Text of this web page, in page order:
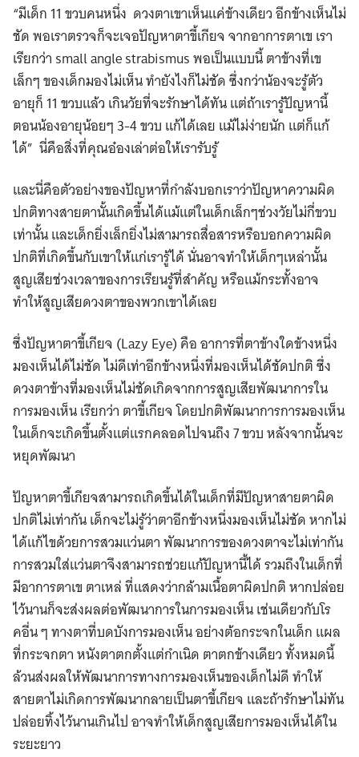
“มีเด็ก 11 ขวบคนหนึ่ง ดวงตาเขาเห็นแค่ข้างเดียว อีกข้างเห็นไม่
ชัด พอเราตรวจก็จะเจอปัญหาตาขี้เกียจ จากอาการตาเข เรา
เรียกว่า small angle strabismus พอเป็นแบบนี้ ตาข้างที่เข
เล็กๆ ของเด็กมองไม่เห็น ทำยังไงก็ไม่ชัด ซึ่งกว่าน้องจะรู้ตัว
อายุก็ 11 ขวบแล้ว เกินวัยที่จะรักษาได้ทัน แต่ถ้าเรารู้ปัญหานี้
ตอนน้องอายุน้อยๆ 3-4 ขวบ แก้ได้เลย แม้ไม่ง่ายนัก แต่ก็แก้
ได้” นี่คือสิ่งที่คุณอ๋องเล่าต่อให้เรารับรู้
และนี่คือตัวอย่างของปัญหาที่กำลังบอกเราว่าปัญหาความผิด
ปกติทางสายตานั้นเกิดขึ้นได้แม้แต่ในเด็กเล็กๆช่วงวัยไม่กี่ขวบ
เท่านั้น และเด็กยิ่งเล็กยิ่งไม่สามารถสื่อสารหรือบอกความผิด
ปกติที่เกิดขึ้นกับเขาให้แก่เรารู้ได้ นั่นอาจทำให้เด็กๆเหล่านั้น
สูญเสียช่วงเวลาของการเรียนรู้ที่สำคัญ หรือแม้กระทั้งอาจ
ทำให้สูญเสียดวงตาของพวกเขาได้เลย
ซึ่งปัญหาตาขี้เกียจ (Lazy Eye) คือ อาการที่ตาข้างใดข้างหนึ่ง
มองเห็นได้ไม่ชัด ไม่ดีเท่าอีกข้างหนึ่งที่มองเห็นได้ชัดปกติ ซึ่ง
ดวงตาข้างที่มองเห็นไม่ชัดเกิดจากการสูญเสียพัฒนาการใน
การมองเห็น เรียกว่า ตาขี้เกียจ โดยปกติพัฒนาการการมองเห็น
ในเด็กจะเกิดขึ้นตั้งแต่แรกคลอดไปจนถึง 7 ขวบ หลังจากนั้นจะ
หยุดพัฒนา
ปัญหาตาขี้เกียจสามารถเกิดขึ้นได้ในเด็กที่มีปัญหาสายตาผิด
ปกติไม่เท่ากัน เด็กจะไม่รู้ว่าตาอีกข้างหนึ่งมองเห็นไม่ชัด หากไม่
ได้แก้ไขด้วยการสวมแว่นตา พัฒนาการของดวงตาจะไม่เท่ากัน
การสวมใส่แว่นตาจึงสามารถช่วยแก้ปัญหานี้ได้ รวมถึงในเด็กที่
มีอาการตาเข ตาเหล่ ที่แสดงว่ากล้ามเนื้อตาผิดปกติ หากปล่อย
ไว้นานก็จะส่งผลต่อพัฒนาการในการมองเห็น เช่นเดียวกับโร
คอี่น ๆ ทางตาที่บดบังการมองเห็น อย่างต้อกระจกในเด็ก แผล
ที่กระจกตา หนังตาตกตั้งแต่กำเนิด ตาตกข้างเดียว ทั้งหมดนี้
ล้วนส่งผลให้พัฒนาการทางการมองเห็นของเด็กไม่ดี ทำให้
สายตาไม่เกิดการพัฒนากลายเป็นตาขี้เกียจ และถ้ารักษาไม่ทัน
ปล่อยทิ้งไว้นานเกินไป อาจทำให้เด็กสูญเสียการมองเห็นได้ใน
ระยะยาว